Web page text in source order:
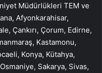
Müdürlükleri TEM ve
Afyonkarahisar,
Çankırı, Çorum, Edirne,
Kastamonu,
Konya, Kütahya,
Sakarya, Sivas,